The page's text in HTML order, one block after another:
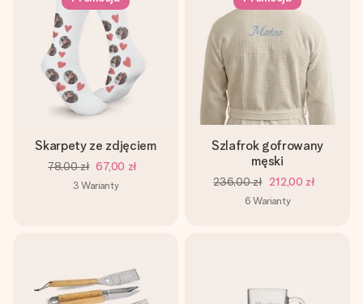
Skarpety ze zdjęciem
78,00 zł 67,00 zł
3 Warianty
Szlafrok gofrowany
męski
236,00 zł 212,00 zł
6 Warianty